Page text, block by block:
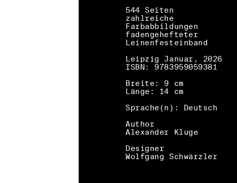
544 Seiten
zahlreiche
Farbabbildungen
fadengehefteter
Leinenfesteinband
Leipzig Januar, 2026
ISBN: 9783959059381
Breite: 9 cm
Länge: 14 cm
Sprache(n): Deutsch
Author
Alexander Kluge
Designer
Wolfgang Schwärzler